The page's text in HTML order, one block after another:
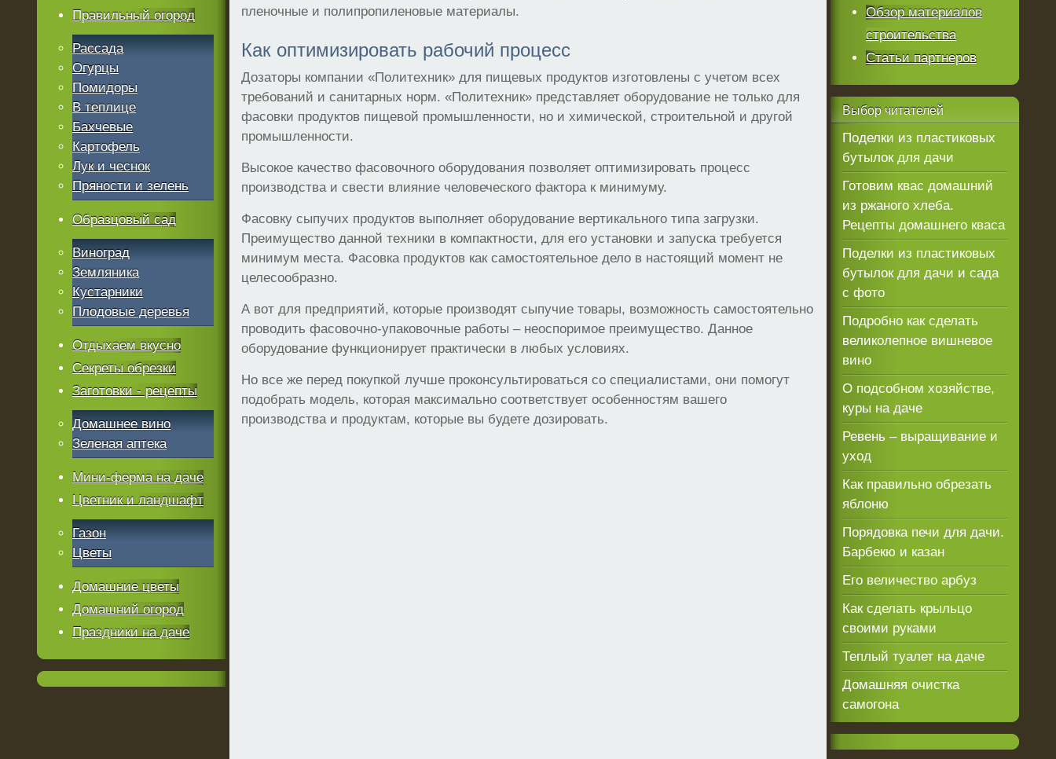
пленочные и полипропиленовые материалы.
Как оптимизировать рабочий процесс
Дозаторы компании «Политехник» для пищевых продуктов изготовлены с учетом всех
требований и санитарных норм. «Политехник» представляет оборудование не только для
фасовки продуктов пищевой промышленности, но и химической, строительной и другой
промышленности.
Высокое качество фасовочного оборудования позволяет оптимизировать процесс
производства и свести влияние человеческого фактора к минимуму.
Фасовку сыпучих продуктов выполняет оборудование вертикального типа загрузки.
Преимущество данной техники в компактности, для его установки и запуска требуется
минимум места. Фасовка продуктов как самостоятельное дело в настоящий момент не
целесообразно.
А вот для предприятий, которые производят сыпучие товары, возможность самостоятельно
проводить фасовочно-упаковочные работы – неоспоримое преимущество. Данное
оборудование функционирует практически в любых условиях.
Но все же перед покупкой лучше проконсультироваться со специалистами, они помогут
подобрать модель, которая максимально соответствует особенностям вашего
производства и продуктам, которые вы будете дозировать.
Правильный огород
Рассада
Огурцы
Помидоры
В теплице
Бахчевые
Картофель
Лук и чеснок
Пряности и зелень
Образцовый сад
Виноград
Земляника
Кустарники
Плодовые деревья
Отдыхаем вкусно
Секреты обрезки
Заготовки - рецепты
Домашнее вино
Зеленая аптека
Мини-ферма на даче
Цветник и ландшафт
Газон
Цветы
Домашние цветы
Домашний огород
Праздники на даче
Обзор материалов
строительства
Статьи партнеров
Выборчитателей
Поделки из пластиковых
бутылок для дачи
Готовим квас домашний
из ржаного хлеба.
Рецепты домашнего кваса
Поделки из пластиковых
бутылок для дачи и сада
с фото
Подробно как сделать
великолепное вишневое
вино
О подсобном хозяйстве,
куры на даче
Ревень – выращивание и
уход
Как правильно обрезать
яблоню
Порядовка печи для дачи.
Барбекю и казан
Его величество арбуз
Как сделать крыльцо
своими руками
Теплый туалет на даче
Домашняя очистка
самогона